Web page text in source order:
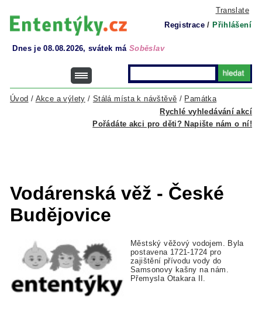
Translate
Registrace / Přihlášení
Dnes je 08.08.2026, svátek má Soběslav
Rychlé vyhledávání akcí
Úvod / Akce a výlety / Stálá místa k návštěvě / Památka
Pořádáte akci pro děti? Napište nám o ní!
Vodárenská věž - České
Budějovice
Městský věžový vodojem. Byla
postavena 1721-1724 pro
zajištění přívodu vody do
Samsonovy kašny na nám.
Přemysla Otakara II.